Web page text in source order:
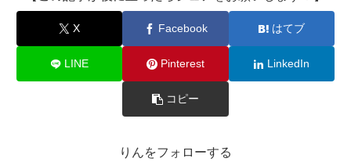
X Facebook はてブ
LINE Pinterest LinkedIn
コピー
りんをフォローする